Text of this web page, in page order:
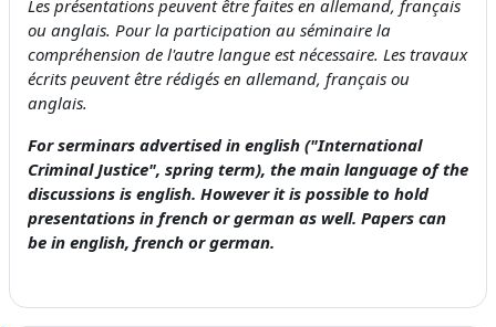
Les présentations peuvent être faites en allemand, français
ou anglais. Pour la participation au séminaire la
compréhension de l'autre langue est nécessaire. Les travaux
écrits peuvent être rédigés en allemand, français ou
anglais.
For serminars advertised in english ("International
Criminal Justice", spring term), the main language of the
discussions is english. However it is possible to hold
presentations in french or german as well. Papers can
be in english, french or german.